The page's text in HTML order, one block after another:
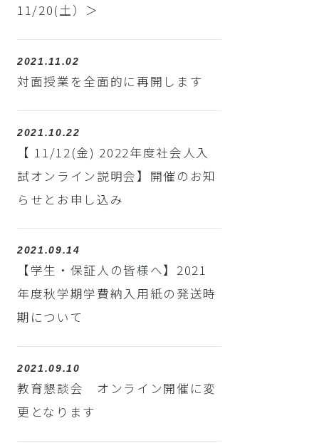
11/20(土）＞
2021.11.02
対面授業を全面的に再開します
2021.10.22
【 11/12(金) 2022年度社会人入
試オンライン説明会】開催のお知
らせとお申し込み
2021.09.14
【学生・保証人の皆様へ】2021
年度秋学期学費納入用紙の発送時
期について
2021.09.10
教育懇談会 オンライン開催に変
更となります